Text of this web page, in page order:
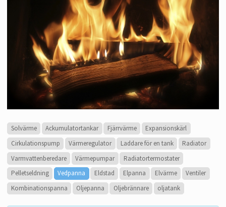
Solvärme Ackumulatortankar Fjärrvärme
Expansionskärl
Cirkulationspump
Värmeregulator Laddare för en tank
Radiator
Varmvattenberedare
Värmepumpar
Radiatortermostater
Pelletseldning
Vedpanna Eldstad Elpanna Elvärme
Ventiler
Kombinationspanna
Oljepanna Oljebrännare oljatank